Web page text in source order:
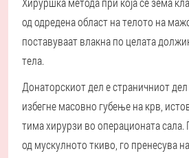
од одредена област на телото на
поставуваат влакна по целата
тела.
Донаторскиот дел е страничниот
избегне масовно губење на крв,
тима хирурзи во операционата сала.
од мускулното ткиво, го пренесува